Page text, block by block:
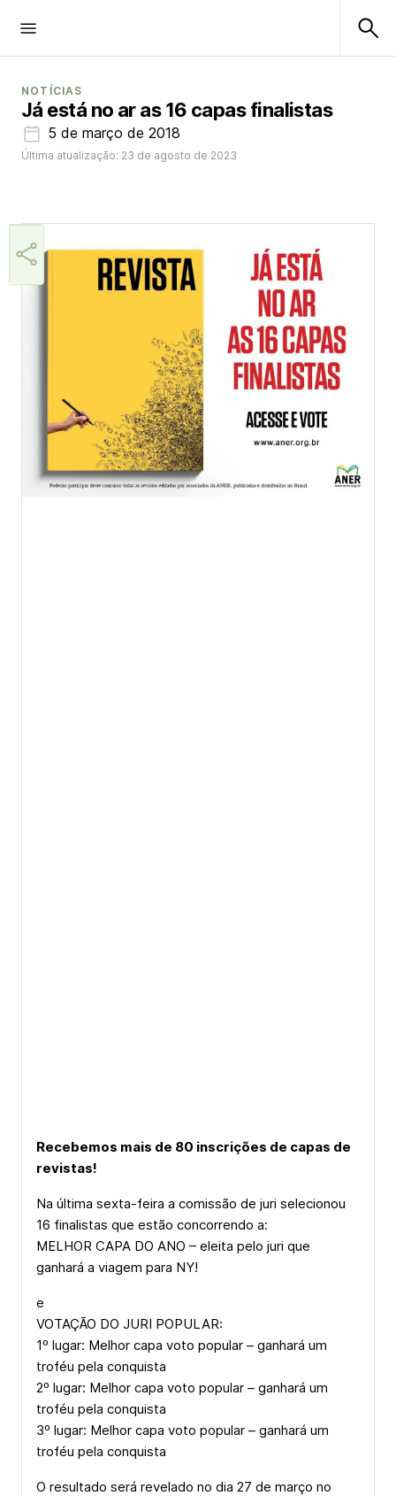
NOTÍCIAS
Já está no ar as 16 capas finalistas
5 de março de 2018
Última atualização: 23 de agosto de 2023
Recebemos mais de 80 inscrições de capas de
revistas!
Na última sexta-feira a comissão de juri selecionou
16 finalistas que estão concorrendo a:
MELHOR CAPA DO ANO – eleita pelo juri que
ganhará a viagem para NY!
e
VOTAÇÃO DO JURI POPULAR:
1º lugar: Melhor capa voto popular – ganhará um
troféu pela conquista
2º lugar: Melhor capa voto popular – ganhará um
troféu pela conquista
3º lugar: Melhor capa voto popular – ganhará um
troféu pela conquista
O resultado será revelado no dia 27 de março no